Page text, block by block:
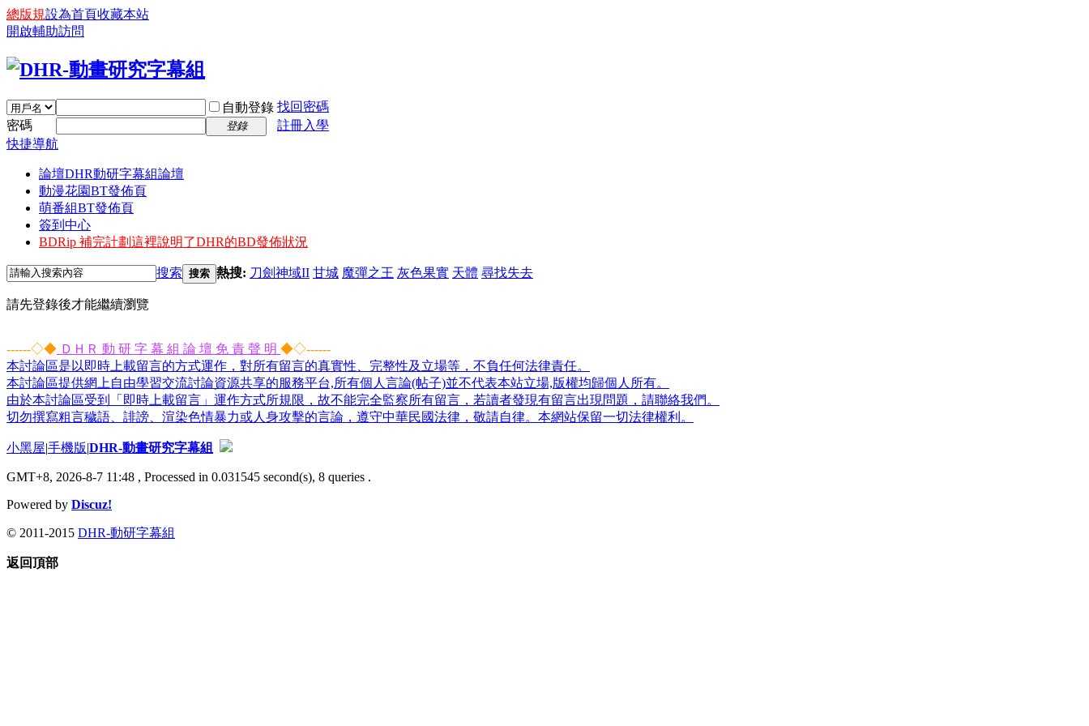
總版規設為首頁收藏本站
開啟輔助訪問
自動登錄 找回密碼
密碼
登錄
註冊入學
快捷導航
論壇DHR動研字幕組論壇
動漫花園BT發佈頁
萌番組BT發佈頁
簽到中心
BDRip 補完計劃這裡說明了DHR的BD發佈狀況
搜索 搜索 熱搜: 刀劍神域II 甘城 魔彈之王 灰色果實 天體 尋找失去
請先登錄後才能繼續瀏覽
------◇◆ ＤＨＲ 動 研 字 幕 組 論 壇 免 責 聲 明 ◆◇------
本討論區是以即時上載留言的方式運作，對所有留言的真實性、完整性及立場等，不負任何法律責任。
本討論區提供網上自由學習交流討論資源共享的服務平台,所有個人言論(帖子)並不代表本站立場,版權均歸個人所有。
由於本討論區受到「即時上載留言」運作方式所規限，故不能完全監察所有留言，若讀者發現有留言出現問題，請聯絡我們。
切勿撰寫粗言穢語、誹謗、渲染色情暴力或人身攻擊的言論，遵守中華民國法律，敬請自律。本網站保留一切法律權利。
小黑屋|手機版|DHR-動畫研究字幕組
GMT+8, 2026-8-7 11:48 , Processed in 0.031545 second(s), 8 queries .
Powered by Discuz!
© 2011-2015 DHR-動研字幕組
返回頂部